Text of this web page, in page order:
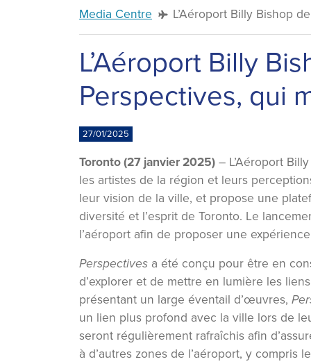
Media Centre L’Aéroport Billy Bishop
L’Aéroport Billy
Perspectives, qui
27/01/2025
Toronto (27 janvier 2025)– L’Aéroport
les artistes de la région et leurs
leur vision de la ville, et propose une
diversité et l’esprit de Toronto. Le
l’aéroport afin de proposer une
Perspectives a été conçu pour être en
d’explorer et de mettre en lumière les
présentant un large éventail d’œuvres,
un lien plus profond avec la ville lors de
seront régulièrement rafraîchis afin
à d’autres zones de l’aéroport, y compris